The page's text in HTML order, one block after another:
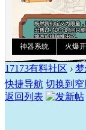
17173有料社区 ›
快捷导航 切换到窄
返回列表